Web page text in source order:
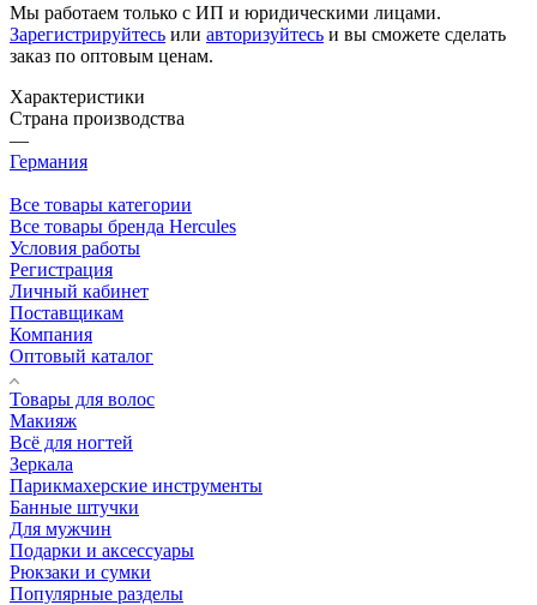
Мы работаем только с ИП и юридическими лицами.
Зарегистрируйтесь или авторизуйтесь и вы сможете сделать
заказ по оптовым ценам.
Характеристики
Страна производства
—
Германия
Все товары категории
Все товары бренда Hercules
Условия работы
Регистрация
Личный кабинет
Поставщикам
Компания
Оптовый каталог
Товары для волос
Макияж
Всё для ногтей
Зеркала
Парикмахерские инструменты
Банные штучки
Для мужчин
Подарки и аксессуары
Рюкзаки и сумки
Популярные разделы